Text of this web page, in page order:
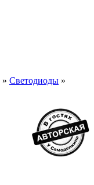
» Светодиоды »